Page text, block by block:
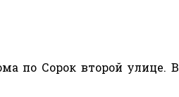
по Сорок второй улице. В